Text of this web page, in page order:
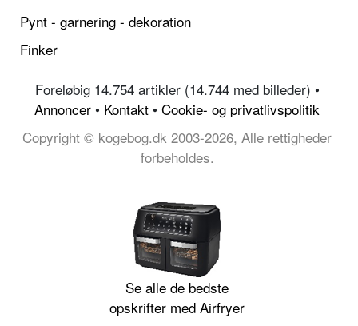
Pynt - garnering - dekoration
Finker
Foreløbig 14.754 artikler (14.744 med billeder) •
Annoncer • Kontakt • Cookie- og privatlivspolitik
Copyright © kogebog.dk 2003-2026, Alle rettigheder
forbeholdes.
Se alle de bedste
opskrifter med Airfryer